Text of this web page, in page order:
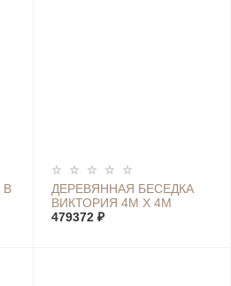
В
ДЕРЕВЯННАЯ БЕСЕДКА
ВИКТОРИЯ 4М Х 4М
479372 ₽